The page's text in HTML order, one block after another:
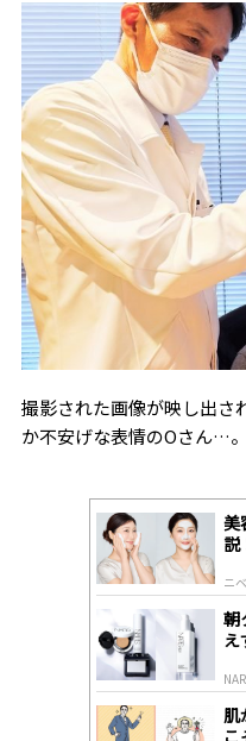
撮影された画像が映し出さ
か不安げな表情のOさん…。
美
説
ニ
朝
え
肌